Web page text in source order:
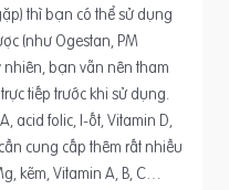
thì bạn có thể sử dụng
(như Ogestan, PM
nhiên, bạn vẫn nên tham
tiếp trước khi sử dụng.
acid folic, I-ốt, Vitamin D,
cung cấp thêm rất nhiều
kẽm, Vitamin A, B, C…